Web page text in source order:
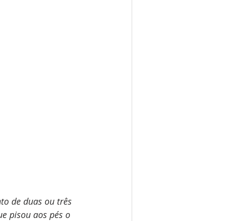
de duas ou três
pisou aos pés o